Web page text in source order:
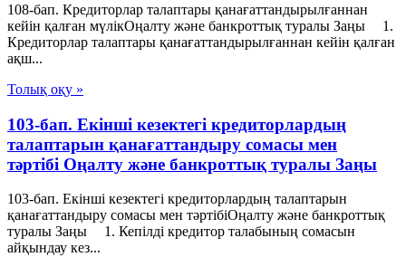
108-бап. Кредиторлар талаптары қанағаттандырылғаннан
кейін қалған мүлікОңалту және банкроттық туралы Заңы 1.
Кредиторлар талаптары қанағаттандырылғаннан кейін қалған
ақш...
Толық оқу »
103-бап. Екінші кезектегі кредиторлардың
талаптарын қанағаттандыру сомасы мен
тәртібі Оңалту және банкроттық туралы Заңы
103-бап. Екінші кезектегі кредиторлардың талаптарын
қанағаттандыру сомасы мен тәртібіОңалту және банкроттық
туралы Заңы 1. Кепілді кредитор талабының сомасын
айқындау кез...